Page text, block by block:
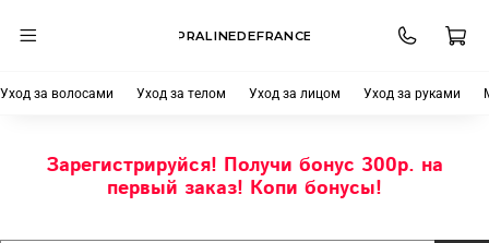
PRALINEDEFRANCE
Уход за волосами Уход за телом Уход за лицом Уход за руками
Зарегистрируйся! Получи бонус 300р. на
первый заказ! Копи бонусы!